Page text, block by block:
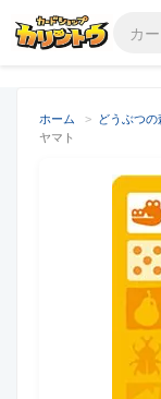
ホーム > どうぶつの
ヤマト